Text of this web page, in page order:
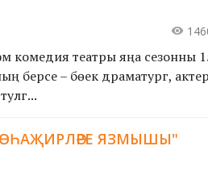
комедия театры яңа сезонны
берсе – бөек драматург, актер
ЯЗМЫШЫ"